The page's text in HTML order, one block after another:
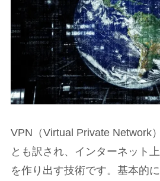
VPN（Virtual Private Network
とも訳され、インターネット
を作り出す技術です。基本的